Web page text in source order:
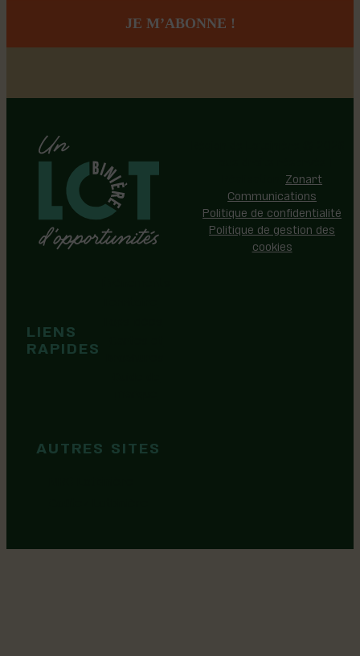
LIENS
RAPIDES
AUTRES SITES
Zonart
Communications
Politique de confidentialité
Politique de gestion des
cookies